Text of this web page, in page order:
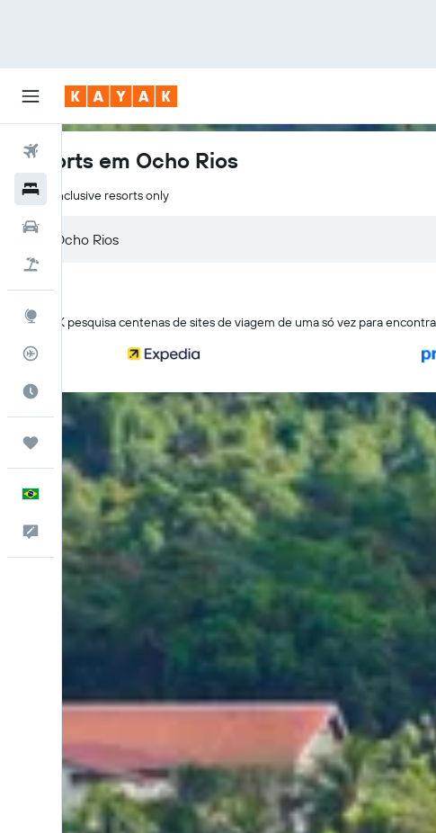
Voos
Hotéis
Explore
Rastreador de voos
Quando ir
Português
Comentários
Resorts em Ocho Rios
All inclusive resorts only
O KAYAK pesquisa centenas de sites de viagem de uma só vez para